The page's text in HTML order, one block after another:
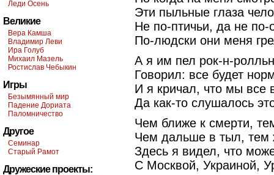
Леди Осень
Великие
Вера Камша
Владимир Леви
Ира Голуб
Михаил Мазель
Ростислав Чебыкин
Игры
Безымянный мир
Падение Дориата
Паломничество
Другое
Семинар
Старый Рамот
Дружеские проекты:
Эти пыльные глаза
Не по-птичьи, да не по-
По-людски они меня
А я им пел рок-н-
Говорил: все будет
И я кричал, что мы все
Да как-то слушалось
Чем ближе к смерти,
Чем дальше в тыл, тем
Здесь я видел, что
С Москвой, Украиной,